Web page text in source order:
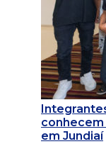
em Jundiaí